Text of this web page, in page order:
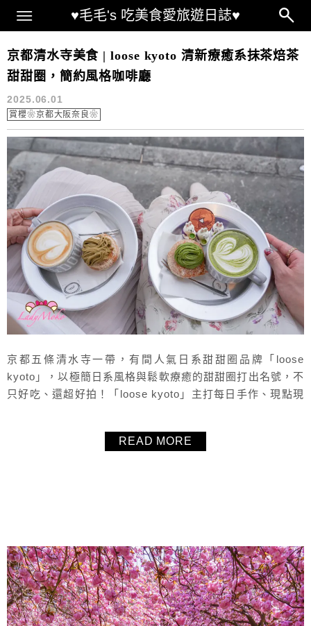
♥毛毛's 吃美食愛旅遊日誌♥
Main Menu
loose kyoto menu
京都清水寺美食 | loose kyoto 清新療癒系抹茶焙茶
甜甜圈，簡約風格咖啡廳
2025.06.01
賞櫻❀京都大阪奈良❀
京都五條清水寺一帶，有間人氣日系甜甜圈品牌「loose
kyoto」，以極簡日系風格與鬆軟療癒的甜甜圈打出名號，不
只好吃、還超好拍！「loose kyoto」主打每日手作、現點現
也相當講究，熱飲均有美美細緻的拉花，牛奶也可以換成豆
READ MORE
About